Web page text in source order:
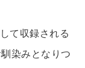
て収録される
染みとなりつ